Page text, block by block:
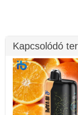
Kapcsolódó